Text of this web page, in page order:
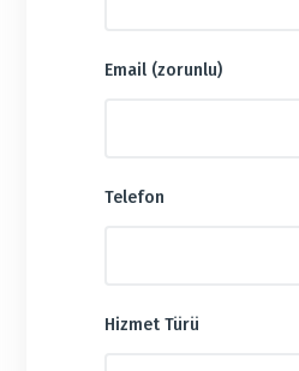
Email (zorunlu)
Telefon
Hizmet Türü